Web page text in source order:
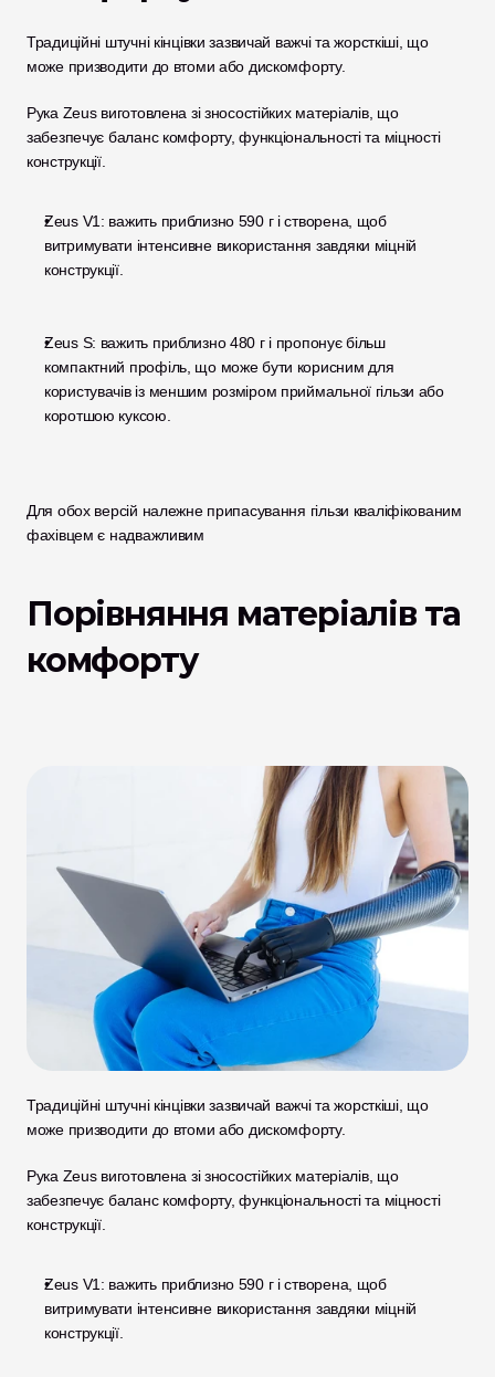
Традиційні штучні кінцівки зазвичай важчі та жорсткіші, що
може призводити до втоми або дискомфорту.
Рука Zeus виготовлена зі зносостійких матеріалів, що
забезпечує баланс комфорту, функціональності та міцності
конструкції.
Zeus V1: важить приблизно 590 г і створена, щоб
витримувати інтенсивне використання завдяки міцній
конструкції.
Zeus S: важить приблизно 480 г і пропонує більш
компактний профіль, що може бути корисним для
користувачів із меншим розміром приймальної гільзи або
коротшою куксою.
Для обох версій належне припасування гільзи кваліфікованим
фахівцем є надважливим
Порівняння матеріалів та
комфорту
Традиційні штучні кінцівки зазвичай важчі та жорсткіші, що
може призводити до втоми або дискомфорту.
Рука Zeus виготовлена зі зносостійких матеріалів, що
забезпечує баланс комфорту, функціональності та міцності
конструкції.
Zeus V1: важить приблизно 590 г і створена, щоб
витримувати інтенсивне використання завдяки міцній
конструкції.